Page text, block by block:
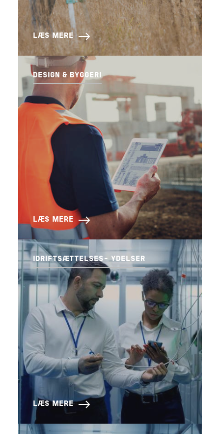
LÆS MERE
DESIGN & BYGGERI
LÆS MERE
IDRIFTSÆTTELSES- YDELSER
LÆS MERE